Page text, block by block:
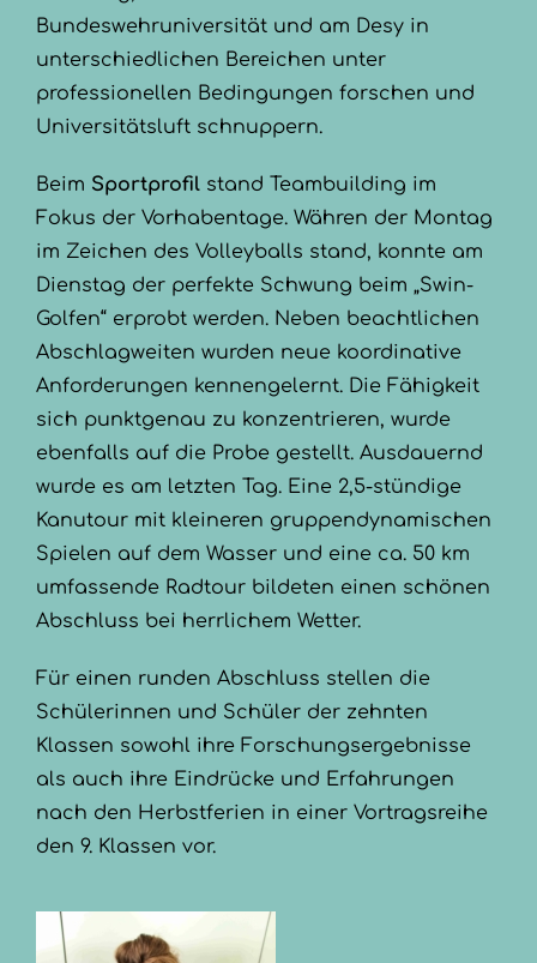
Bundeswehruniversität und am Desy in
unterschiedlichen Bereichen unter
professionellen Bedingungen forschen und
Universitätsluft schnuppern.
Beim Sportprofilstand Teambuilding im
Fokus der Vorhabentage. Währen der Montag
im Zeichen des Volleyballs stand, konnte am
Dienstag der perfekte Schwung beim „Swin-
Golfen“ erprobt werden. Neben beachtlichen
Abschlagweiten wurden neue koordinative
Anforderungen kennengelernt. Die Fähigkeit
sich punktgenau zu konzentrieren, wurde
ebenfalls auf die Probe gestellt. Ausdauernd
wurde es am letzten Tag. Eine 2,5-stündige
Kanutour mit kleineren gruppendynamischen
Spielen auf dem Wasser und eine ca. 50 km
umfassende Radtour bildeten einen schönen
Abschluss bei herrlichem Wetter.
Für einen runden Abschluss stellen die
Schülerinnen und Schüler der zehnten
Klassen sowohl ihre Forschungsergebnisse
als auch ihre Eindrücke und Erfahrungen
nach den Herbstferien in einer Vortragsreihe
den 9. Klassen vor.